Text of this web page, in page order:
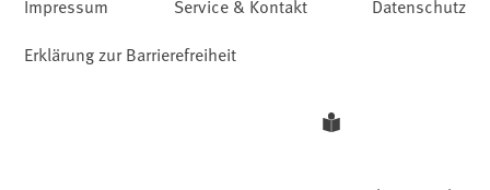
Impressum Service & Kontakt
Datenschutz
Erklärung zur Barrierefreiheit